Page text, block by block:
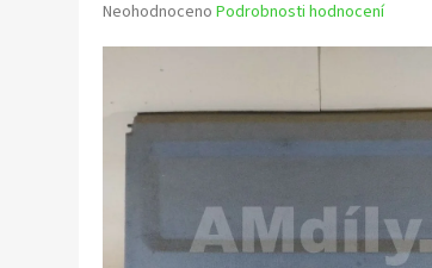
Průměrné
0,0
hvězdiček.
Neohodnoceno Podrobnosti hodnocení